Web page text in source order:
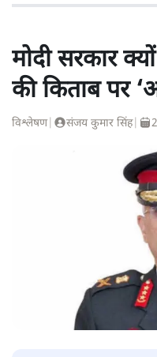
मोदी सरकार
की किताब पर
विश्लेषण| संजय कुमार सिंह|